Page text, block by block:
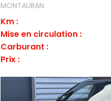
MONTAUBAN
Km :
Mise en circulation :
Carburant :
Prix :